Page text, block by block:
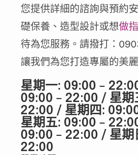
您提供詳細的諮詢與預約
礎保養、造型設計或想做
待為您服務。請撥打：
讓我們為您打造專屬的美
星期一: 09:00 –
09:00 – 22:00 / 星期
22:00 / 星期四:
星期五: 09:00 –
09:00 – 22:00 / 星期
22:00